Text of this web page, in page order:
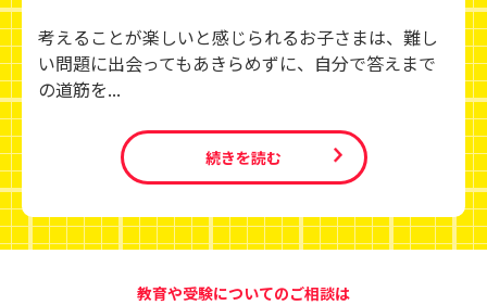
考えることが楽しいと感じられるお子さまは、難し
い問題に出会ってもあきらめずに、自分で答えまで
の道筋を...
続きを読む
教育や受験についてのご相談は